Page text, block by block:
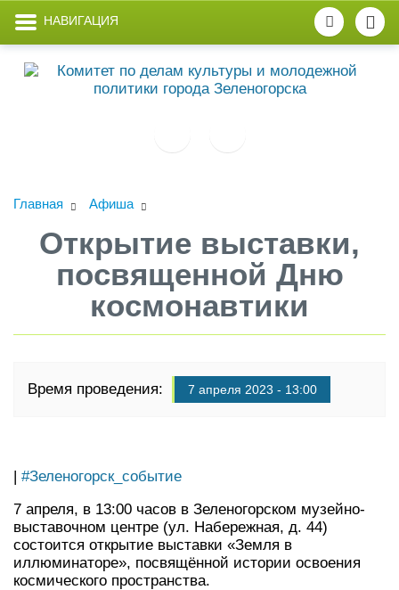
НАВИГАЦИЯ
Главная Афиша
Открытие выставки,
посвященной Дню
космонавтики
Время проведения: 7 апреля 2023 - 13:00
| #Зеленогорск_событие
7 апреля, в 13:00 часов в Зеленогорском музейно-
выставочном центре (ул. Набережная, д. 44)
состоится открытие выставки «Земля в
иллюминаторе», посвящённой истории освоения
космического пространства.